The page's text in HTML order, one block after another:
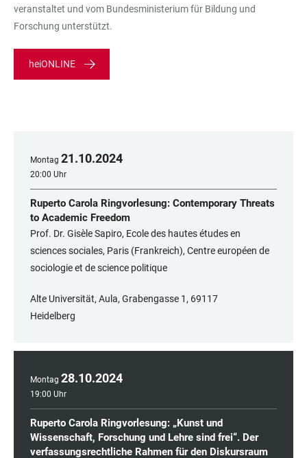
veranstaltet und vom Bundesministerium für Bildung und
Forschung unterstützt.
heiONLINE
Montag 21.10.2024
20:00 Uhr
Ruperto Carola Ringvorlesung: Contemporary Threats
to Academic Freedom
Prof. Dr. Gisèle Sapiro, Ecole des hautes études en
sciences sociales, Paris (Frankreich), Centre européen de
sociologie et de science politique
Alte Universität, Aula, Grabengasse 1, 69117
Heidelberg
Montag 28.10.2024
19:00 Uhr
Ruperto Carola Ringvorlesung: „Kunst und
Wissenschaft, Forschung und Lehre sind frei“. Der
verfassungsrechtliche Rahmen für den Diskursraum